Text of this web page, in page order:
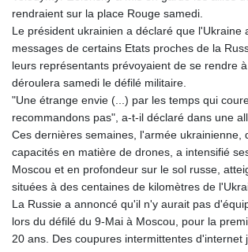
rendraient sur la place Rouge samedi.
Le président ukrainien a déclaré que l'Ukraine
messages de certains Etats proches de la
leurs représentants prévoyaient de se rendre
déroulera samedi le défilé militaire.
"Une étrange envie (...) par les temps qui
recommandons pas", a-t-il déclaré dans une
Ces dernières semaines, l'armée ukrainienne,
capacités en matière de drones, a intensifié
Moscou et en profondeur sur le sol russe,
situées à des centaines de kilomètres de
La Russie a annoncé qu'il n'y aurait pas
lors du défilé du 9-Mai à Moscou, pour la
20 ans. Des coupures intermittentes d'internet